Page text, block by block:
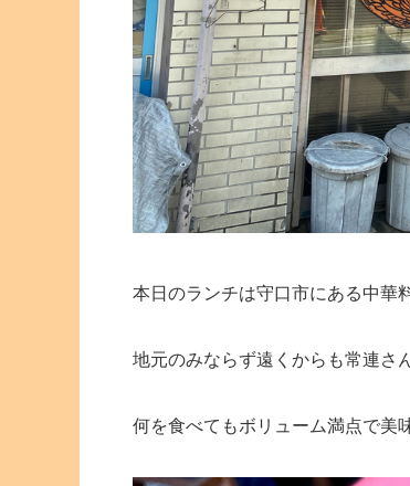
本日のランチは守口市にある中華
地元のみならず遠くからも常連さ
何を食べてもボリューム満点で美